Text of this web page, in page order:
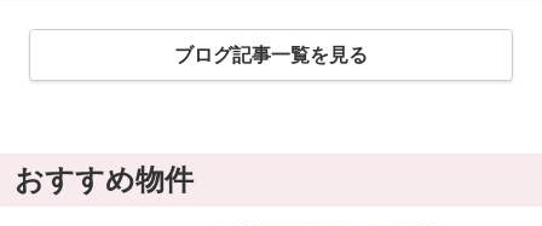
ブログ記事一覧を見る
おすすめ物件